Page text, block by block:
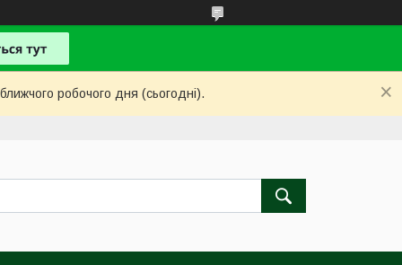
робочого дня (сьогодні).